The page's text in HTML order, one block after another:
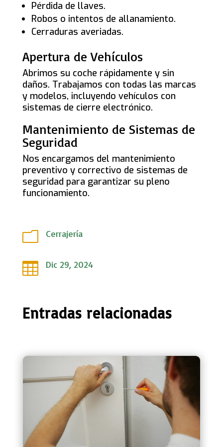
Pérdida de llaves.
Robos o intentos de allanamiento.
Cerraduras averiadas.
Apertura de Vehículos
Abrimos su coche rápidamente y sin
daños. Trabajamos con todas las marcas
y modelos, incluyendo vehículos con
sistemas de cierre electrónico.
Mantenimiento de Sistemas de
Seguridad
Nos encargamos del mantenimiento
preventivo y correctivo de sistemas de
seguridad para garantizar su pleno
funcionamiento.
m Cerrajería
 Dic 29, 2024
Entradas relacionadas